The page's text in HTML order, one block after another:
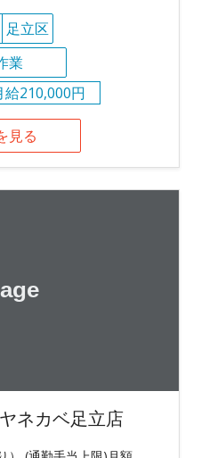
足立区
業
給210,000円
見る
ネカベ足立店